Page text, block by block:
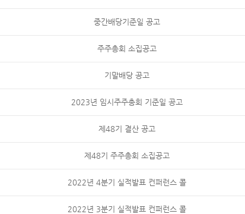
중간배당기준일 공고
주주총회 소집공고
기말배당 공고
2023년 임시주주총회 기준일 공고
제48기 결산 공고
제48기 주주총회 소집공고
2022년 4분기 실적발표 컨퍼런스 콜
2022년 3분기 실적발표 컨퍼런스 콜